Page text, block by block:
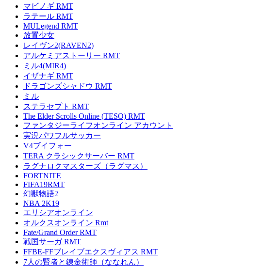
マビノギ RMT
ラテール RMT
MULegend RMT
放置少女
レイヴン2(RAVEN2)
アルケミアストーリー RMT
ミル4(MIR4)
イザナギ RMT
ドラゴンズシャドウ RMT
ミル
ステラセプト RMT
The Elder Scrolls Online (TESO) RMT
ファンタジーライフオンライン アカウント
実況パワフルサッカー
V4ブイフォー
TERA クラシックサーバー RMT
ラグナロクマスターズ（ラグマス）
FORTNITE
FIFA19RMT
幻獣物語2
NBA 2K19
エリシアオンライン
オルクスオンライン Rmt
Fate/Grand Order RMT
戦国サーガ RMT
FFBE-FFブレイブエクスヴィアス RMT
7人の賢者と錬金術師（ななれん）